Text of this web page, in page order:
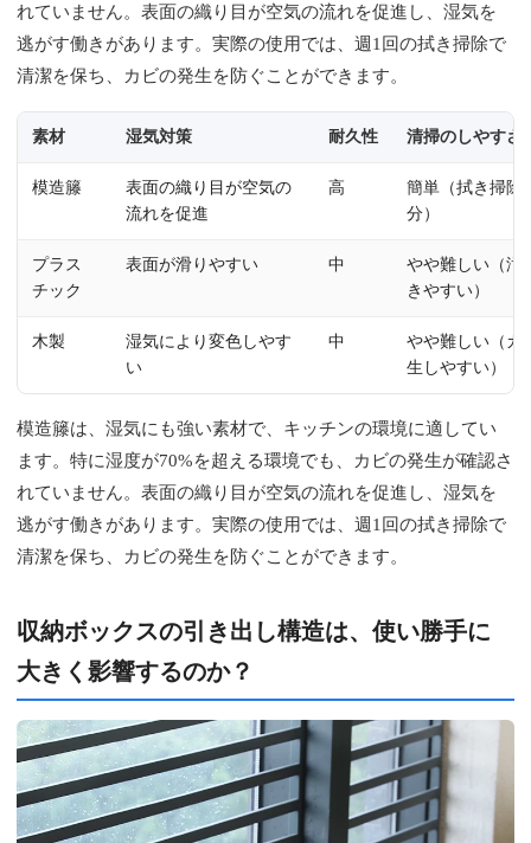
れていません。表面の織り目が空気の流れを促進し、湿気を
逃がす働きがあります。実際の使用では、週1回の拭き掃除で
清潔を保ち、カビの発生を防ぐことができます。
素材 湿気対策 耐久性 清掃のしやすさ
模造籐
表面の織り目が空気の
流れを促進
高
簡単（拭き掃除
分）
プラス
チック
表面が滑りやすい 中
やや難しい（汚
きやすい）
木製
湿気により変色しやす
い
中
やや難しい（カ
生しやすい）
模造籐は、湿気にも強い素材で、キッチンの環境に適してい
ます。特に湿度が70%を超える環境でも、カビの発生が確認さ
れていません。表面の織り目が空気の流れを促進し、湿気を
逃がす働きがあります。実際の使用では、週1回の拭き掃除で
清潔を保ち、カビの発生を防ぐことができます。
収納ボックスの引き出し構造は、使い勝手に
大きく影響するのか？